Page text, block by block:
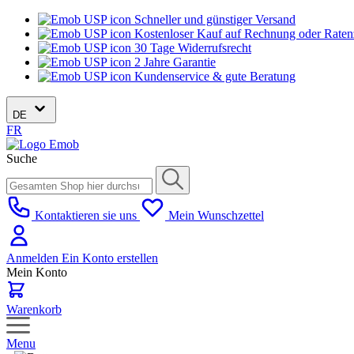
Schneller und günstiger Versand
Kostenloser Kauf auf Rechnung oder
30 Tage Widerrufsrecht
2 Jahre Garantie
Kundenservice & gute Beratung
DE
FR
Suche
Kontaktieren sie uns Mein Wunschzettel
Anmelden Ein Konto erstellen
Mein Konto
Warenkorb
Menu